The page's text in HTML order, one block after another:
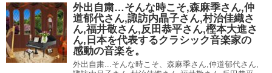
外出自粛…そんな時こそ,森麻季さん,仲
道郁代さん,諏訪内晶子さん,村治佳織さ
ん,福井敬さん,反田恭平さん,樫本大進さ
ん,日本を代表するクラシック音楽家の
感動の音楽を。
外出自粛...そんな時こそ、森麻季さん,仲道郁代さん,